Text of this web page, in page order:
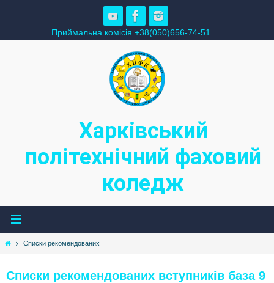
Приймальна комісія +38(050)656-74-51
Харківський
політехнічний фаховий
коледж
HomeСписки рекомендованих
Списки рекомендованих вступників база 9